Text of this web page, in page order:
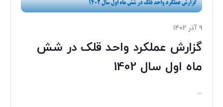
۹ آذر ۱۴۰۲
گزارش عملکرد واحد قلک در شش
ماه اول سال 1402
...